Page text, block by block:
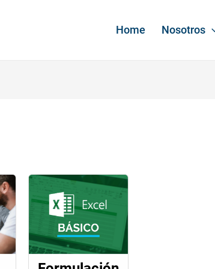
Home Nosotros